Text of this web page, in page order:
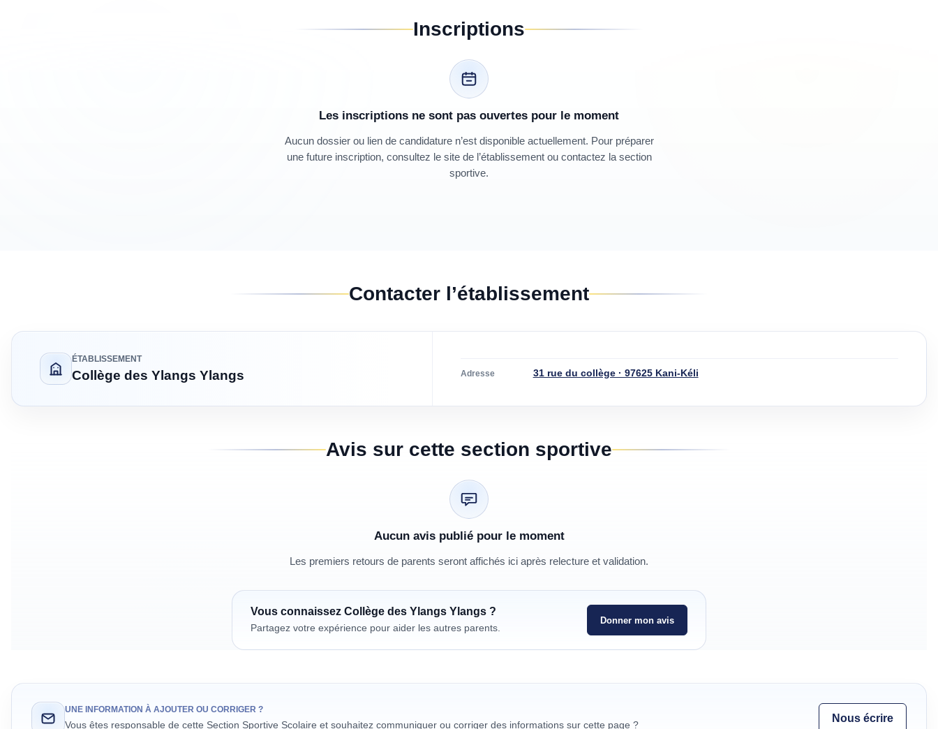
Inscriptions
Les inscriptions ne sont pas ouvertes pour le moment
Aucun dossier ou lien de candidature n’est disponible actuellement. Pour préparer
une future inscription, consultez le site de l’établissement ou contactez la section
sportive.
Contacter l’établissement
ÉTABLISSEMENT
Collège des Ylangs Ylangs Adresse 31 rue du collège · 97625 Kani-Kéli
Avis sur cette section sportive
Aucun avis publié pour le moment
Les premiers retours de parents seront affichés ici après relecture et validation.
Vous connaissez Collège des Ylangs Ylangs ?
Partagez votre expérience pour aider les autres parents.
Donner mon avis
UNE INFORMATION À AJOUTER OU CORRIGER ?
Vous êtes responsable de cette Section Sportive Scolaire et souhaitez communiquer ou corriger des informations sur cette page ?
Nous écrire